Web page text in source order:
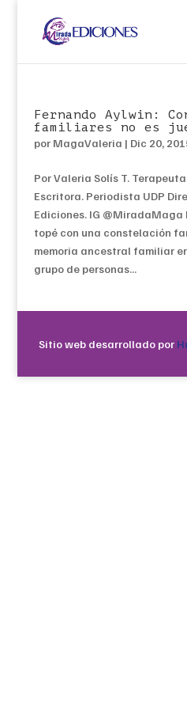
Fernando Aylwin:
familiares no es
por MagaValeria | Dic 20,
Por Valeria Solís T.
Escritora. Periodista UDP
Ediciones. IG @MiradaMaga
topé con una constelación
memoria ancestral familiar
grupo de personas...
Sitio web desarrollado por